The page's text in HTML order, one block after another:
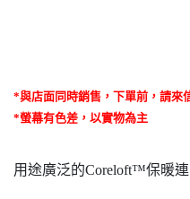
*與店面同時銷售 ， 下單前 ， 請來
*螢幕有色差，以實物為主
用途廣泛的Coreloft™保暖